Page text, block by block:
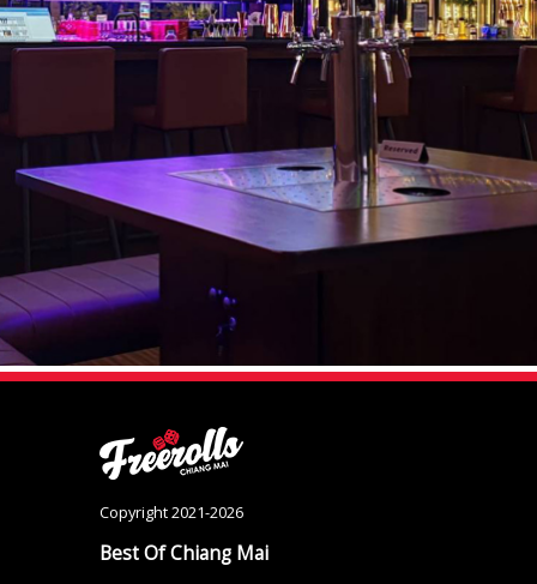
Copyright 2021-2026
Best Of Chiang Mai